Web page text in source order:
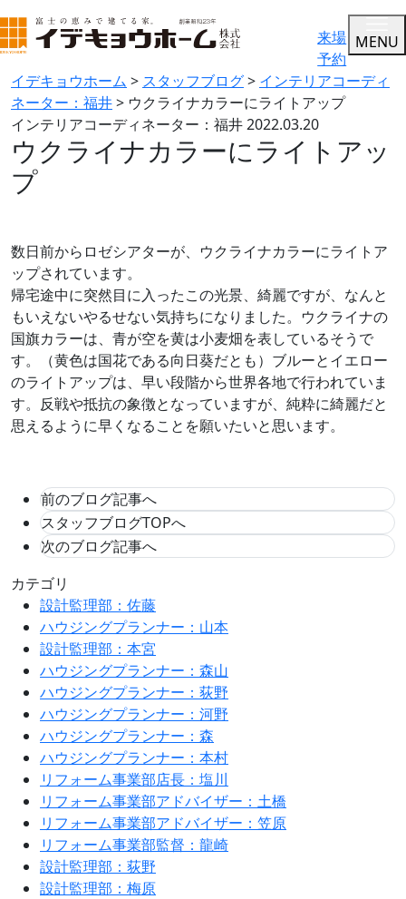
来場
予約
MENU
イデキョウホーム > スタッフブログ> インテリアコーディ
ネーター：福井> ウクライナカラーにライトアップ
インテリアコーディネーター：福井2022.03.20
ウクライナカラーにライトアッ
プ
数日前からロゼシアターが、ウクライナカラーにライトア
ップされています。
帰宅途中に突然目に入ったこの光景、綺麗ですが、なんと
もいえないやるせない気持ちになりました。ウクライナの
国旗カラーは、青が空を黄は小麦畑を表しているそうで
す。（黄色は国花である向日葵だとも）ブルーとイエロー
のライトアップは、早い段階から世界各地で行われていま
す。反戦や抵抗の象徴となっていますが、純粋に綺麗だと
思えるように早くなることを願いたいと思います。
前のブログ記事へ
スタッフブログTOPへ
次のブログ記事へ
カテゴリ
設計監理部：佐藤
ハウジングプランナー：山本
設計監理部：本宮
ハウジングプランナー：森山
ハウジングプランナー：荻野
ハウジングプランナー：河野
ハウジングプランナー：森
ハウジングプランナー：本村
リフォーム事業部店長：塩川
リフォーム事業部アドバイザー：土橋
リフォーム事業部アドバイザー：笠原
リフォーム事業部監督：龍崎
設計監理部：荻野
設計監理部：梅原